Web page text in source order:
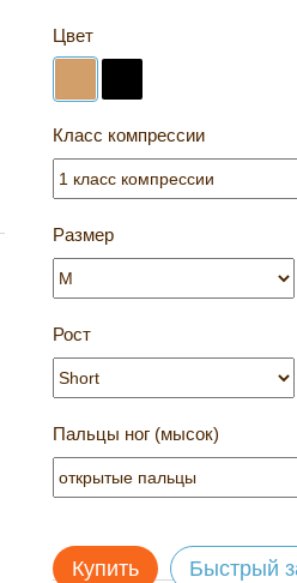
Цвет
Класс компрессии
Размер
Рост
Пальцы ног (мысок)
Купить Быстрый